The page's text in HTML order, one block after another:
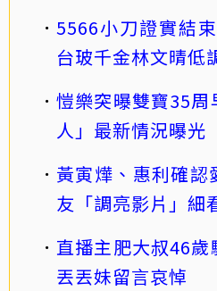
5566小刀證實結
台玻千金林文晴低
愷樂突曝雙寶35周
人」最新情況曝光
黃寅燁、惠利確認
友「調亮影片」細
直播主肥大叔46
丟丟妹留言哀悼